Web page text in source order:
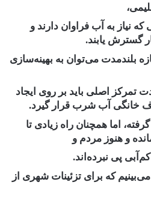
نیاز به آب فراوان دارند و
گسترش یابند.
بلندمدت می‌توان به بهینه‌سازی
تمرکز اصلی باید بر روی ایجاد
خانگی آب شرب قرار گیرد.
اما همچنان راه زیادی تا
و هنوز مردم و
پی نبرده‌اند.
که برای تزئینات شهری از